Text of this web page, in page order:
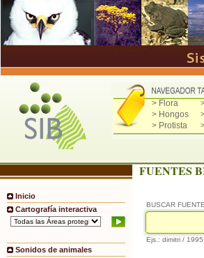
> Flora
> Hongos
> Protista
Inicio
Cartografía interactiva
Sonidos de animales
FUENTES
BUSCAR FUENTE
Ejs.: dimitri /